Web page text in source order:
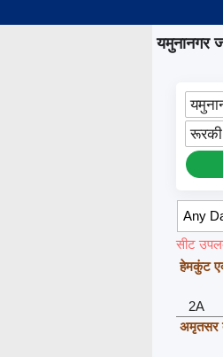
यमुनानगर
सीट
हेमकुंट
2A
अमृतसर